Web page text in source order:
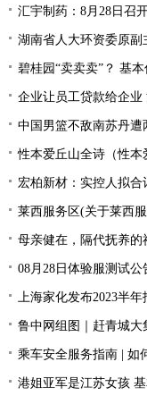
汇宇制药：8月28日召
湖南省人大环资委原副
碧桂园“卖卖卖”？ 基
企业让员工贷款给企业
中国男篮不敌南苏丹
性本爱丘山全诗（性本
宏柏新材：实控人拟合
莱西服务区(关于莱西
母亲健在，隔代抚养的
08月28日体验服测试公
上海家化发布2023半年
鲁中网组图｜赶青城大
乘车安全服务指南 | 如
港姐亚军是江苏女孩